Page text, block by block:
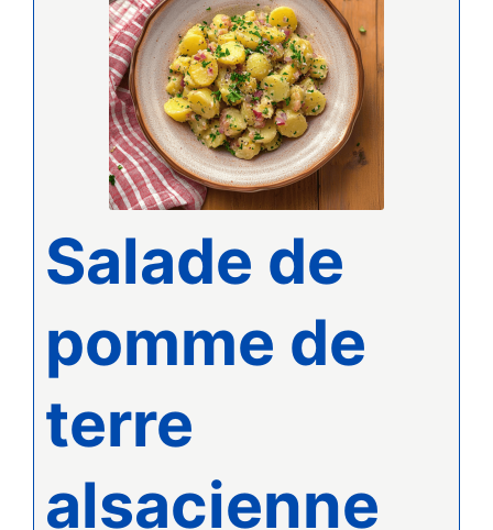
Salade de
pomme de
terre
alsacienne